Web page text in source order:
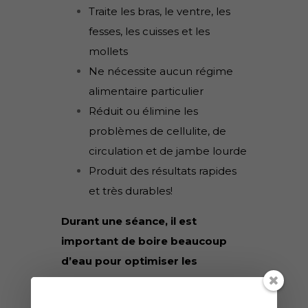
Traite les bras, le ventre, les
fesses, les cuisses et les
mollets
Ne nécessite aucun régime
alimentaire particulier
Réduit ou élimine les
problèmes de cellulite, de
circulation et de jambe lourde
Produit des résultats rapides
et très durables!
Durant une séance, il est
important de boire beaucoup
d’eau pour optimiser les
résultats.